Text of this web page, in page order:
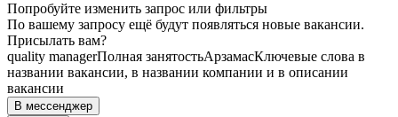
Попробуйте изменить запрос или фильтры
По вашему запросу ещё будут появляться новые вакансии.
Присылать вам?
quality managerПолная занятостьАрзамасКлючевые слова в
названии вакансии, в названии компании и в описании
вакансии
В мессенджер